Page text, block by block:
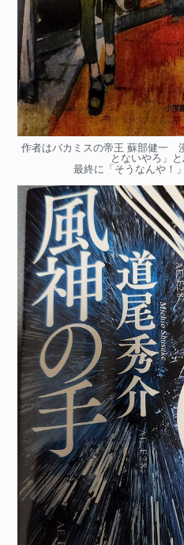
作者はバカミスの帝王 蘇部健一
とないやろ」
最終に「そうなんや！